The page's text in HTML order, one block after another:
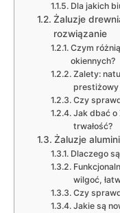
Dla jakich
Żaluzje
rozwiązanie
Czym
okiennych?
Zalety:
Czy
Jak dbać o
trwałość?
Żaluzje
Dlaczego
wilgoć,
Czy
Jakie są